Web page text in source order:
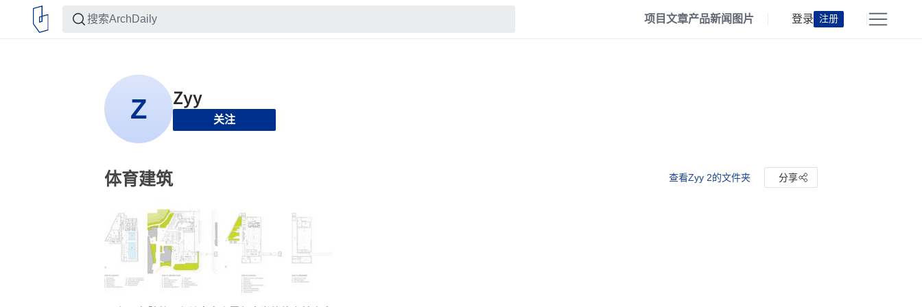
项目文章产品新闻 图片 登录 注册
关注
体育建筑 查看Zyy 2的文件夹 分享